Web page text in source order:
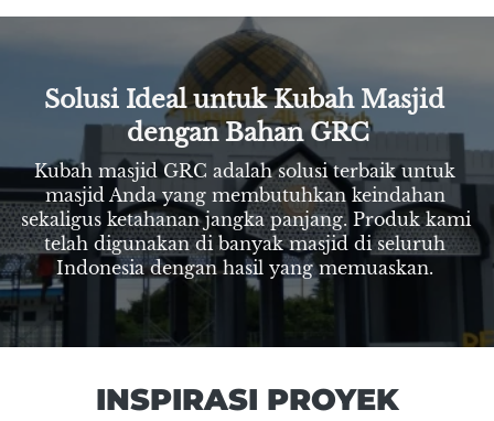
Solusi Ideal untuk Kubah Masjid
dengan Bahan GRC
Kubah masjid GRC adalah solusi terbaik untuk
masjid Anda yang membutuhkan keindahan
sekaligus ketahanan jangka panjang. Produk kami
telah digunakan di banyak masjid di seluruh
Indonesia dengan hasil yang memuaskan.
INSPIRASI PROYEK